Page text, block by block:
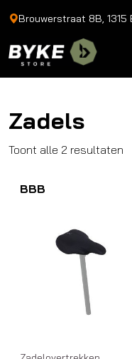
Brouwerstraat 8B, 1315
Zadels
Toont alle 2 resultaten
BBB